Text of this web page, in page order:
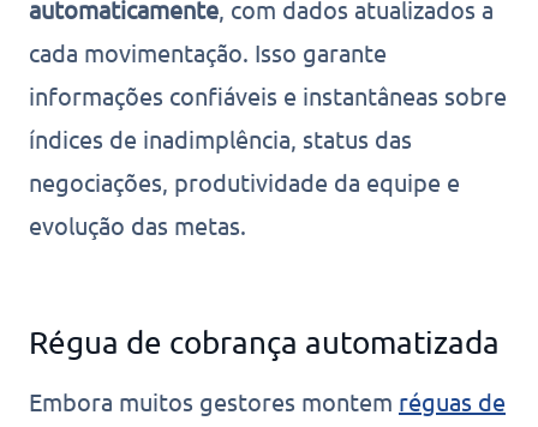
automaticamente , com dados atualizados a
cada movimentação. Isso garante
informações confiáveis e instantâneas sobre
índices de inadimplência, status das
negociações, produtividade da equipe e
evolução das metas.
Régua de cobrança automatizada
Embora muitos gestores montem réguas de